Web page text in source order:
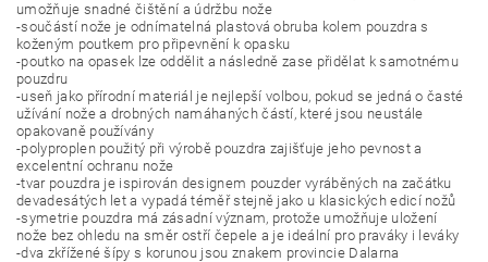
umožňuje snadné čištění a údržbu nože
-součástí nože je odnímatelná plastová obruba kolem pouzdra s
koženým poutkem pro připevnění k opasku
-poutko na opasek lze oddělit a následně zase přidělat k samotnému
pouzdru
-useň jako přírodní materiál je nejlepší volbou, pokud se jedná o časté
užívání nože a drobných namáhaných částí, které jsou neustále
opakovaně používány
-polyproplen použitý při výrobě pouzdra zajišťuje jeho pevnost a
excelentní ochranu nože
-tvar pouzdra je ispirován designem pouzder vyráběných na začátku
devadesátých let a vypadá téměř stejně jako u klasických edicí nožů
-symetrie pouzdra má zásadní význam, protože umožňuje uložení
nože bez ohledu na směr ostří čepele a je ideální pro praváky i leváky
-dva zkřížené šípy s korunou jsou znakem provincie Dalarna